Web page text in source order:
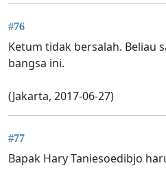
#76
Ketum tidak bersalah. Beliau
bangsa ini.
(Jakarta, 2017-06-27)
#77
Bapak Hary Taniesoedibjo